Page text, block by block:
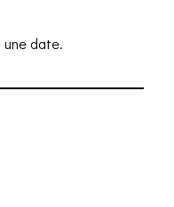
une date.